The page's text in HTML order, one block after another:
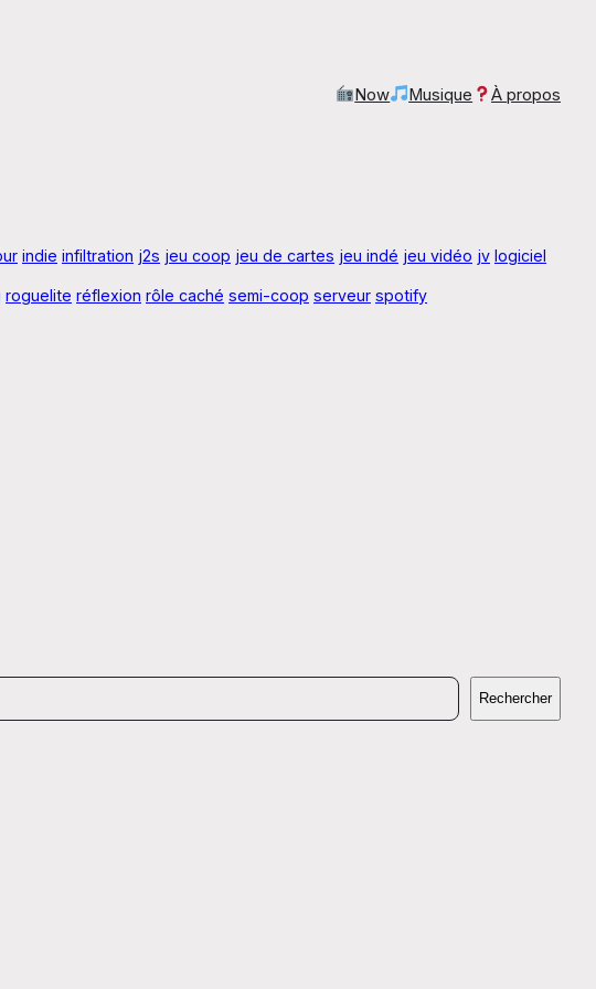
Now Musique À propos
indie infiltration j2s jeu coop jeu de cartes jeu indé jeu vidéo jv logiciel
roguelite réflexion rôle caché semi-coop serveur spotify
Rechercher